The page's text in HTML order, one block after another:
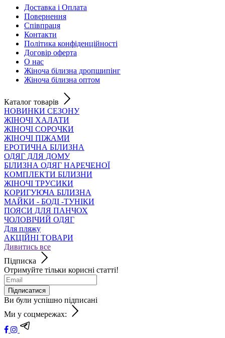
Доставка і Оплата
Повернення
Співпраця
Контакти
Політика конфіденційності
Договір оферта
О нас
Жіноча білизна дропшипінг
Жіноча білизна оптом
Каталог товарів
НОВИНКИ СЕЗОНУ
ЖІНОЧІ ХАЛАТИ
ЖІНОЧІ СОРОЧКИ
ЖІНОЧІ ПІЖАМИ
ЕРОТИЧНА БІЛИЗНА
ОДЯГ ДЛЯ ДОМУ
БІЛИЗНА ОДЯГ НАРЕЧЕНОЇ
КОМПЛЕКТИ БІЛИЗНИ
ЖІНОЧІ ТРУСИКИ
КОРИГУЮЧА БІЛИЗНА
МАЙКИ - БОДІ -ТУНІКИ
ПОЯСИ ДЛЯ ПАНЧОХ
ЧОЛОВІЧИЙ ОДЯГ
Для пляжу
АКЦІЙНІ ТОВАРИ
Дивитись все
Підписка
Отримуйте тільки корисні статті!
Підписатися
Ви були успішно підписані
Ми у соцмережах: